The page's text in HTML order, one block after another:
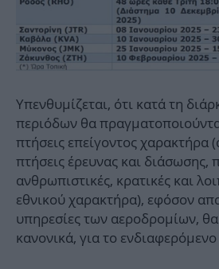
Υπενθυμίζεται, ότι κατά τη
περιόδων θα
πτήσεις επείγοντος χαρακτήρα
πτήσεις έρευνας και διάσωσης,
ανθρωπιστικές, κρατικές και
εθνικού χαρακτήρα), εφόσον
υπηρεσίες των αεροδρομίων,
κανονικά, για το ενδιαφερόμενο